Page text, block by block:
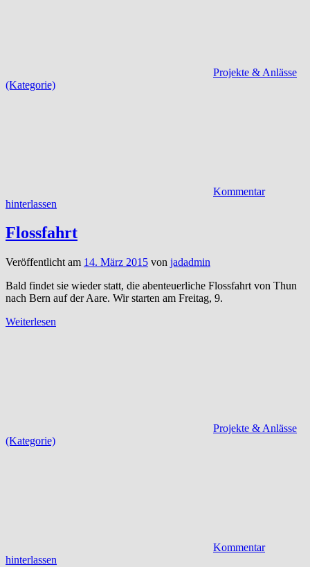
Projekte & Anlässe
(Kategorie)
Kommentar
hinterlassen
Flossfahrt
Veröffentlicht am 14. März 2015 von jadadmin
Bald findet sie wieder statt, die abenteuerliche Flossfahrt von Thun
nach Bern auf der Aare. Wir starten am Freitag, 9.
Weiterlesen
Projekte & Anlässe
(Kategorie)
Kommentar
hinterlassen